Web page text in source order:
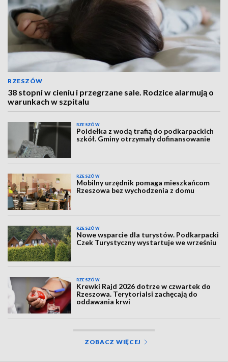
RZESZÓW
38 stopni w cieniu i przegrzane sale. Rodzice alarmują o
warunkach w szpitalu
RZESZÓW
Poidełka z wodą trafią do podkarpackich
szkół. Gminy otrzymały dofinansowanie
RZESZÓW
Mobilny urzędnik pomaga mieszkańcom
Rzeszowa bez wychodzenia z domu
RZESZÓW
Nowe wsparcie dla turystów. Podkarpacki
Czek Turystyczny wystartuje we wrześniu
RZESZÓW
Krewki Rajd 2026 dotrze w czwartek do
Rzeszowa. Terytorialsi zachęcają do
oddawania krwi
ZOBACZ WIĘCEJ